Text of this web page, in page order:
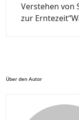
Verstehen von
zur
Über den Autor